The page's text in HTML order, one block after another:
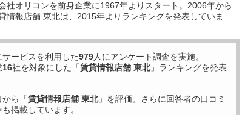
社オリコンを前身企業に1967年よりスタート。2006年から
情報店舗 東北は、2015年よりランキングを発表していま
ービスを利用した979人にアンケート調査を実施。
16社を対象にした「賃貸情報店舗 東北」ランキングを発表
ら「賃貸情報店舗 東北」を評価。さらに回答者の口コミ
掲載しています。